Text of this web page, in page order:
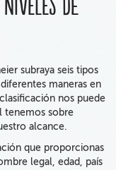
subraya seis tipos
maneras en
nos puede
tenemos sobre
alcance.
que proporcionas
legal, edad, país